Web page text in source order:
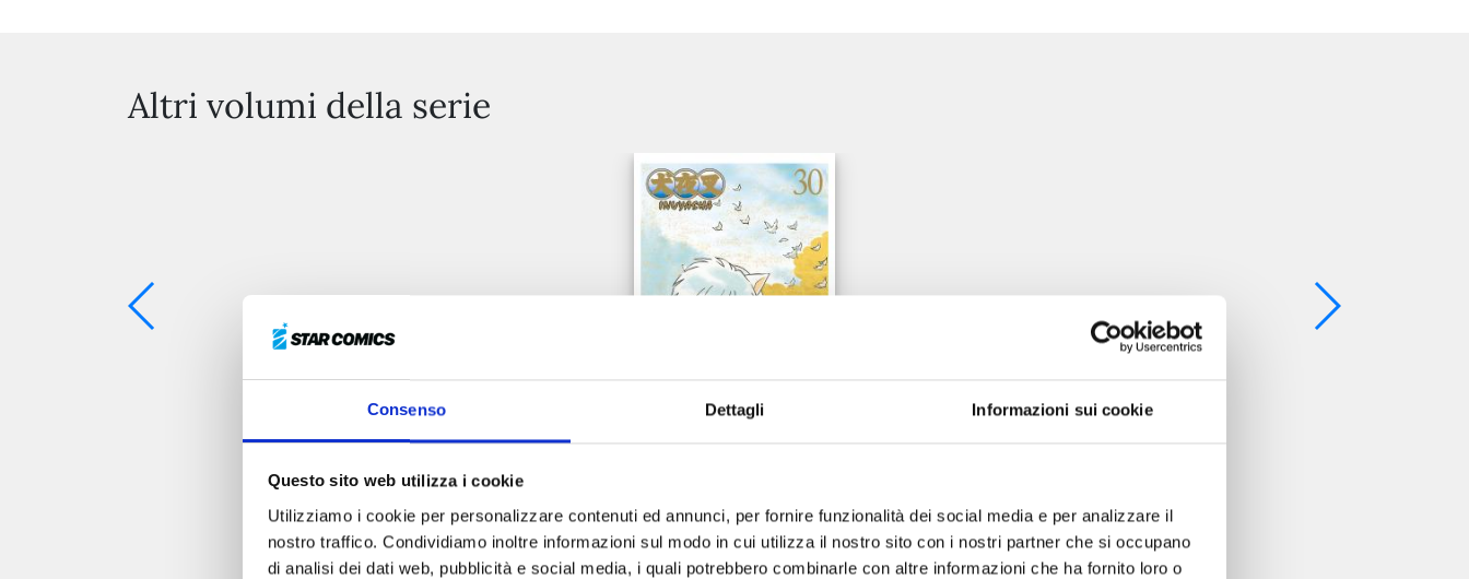
Consenso Dettagli Informazioni sui cookie
Questo sito web utilizza i cookie
Utilizziamo i cookie per personalizzare contenuti ed annunci, per fornire funzionalità dei social media e per analizzare il
nostro traffico. Condividiamo inoltre informazioni sul modo in cui utilizza il nostro sito con i nostri partner che si occupano
di analisi dei dati web, pubblicità e social media, i quali potrebbero combinarle con altre informazioni che ha fornito loro o
Altri volumi della serie
27/10/2026